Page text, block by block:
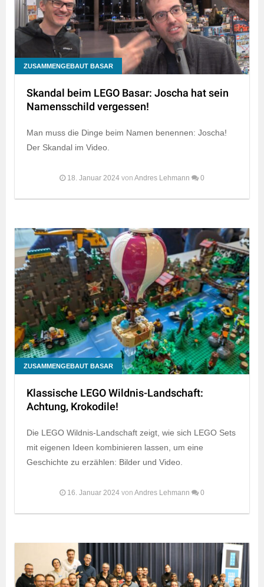
ZUSAMMENGEBAUT BASAR
Skandal beim LEGO Basar: Joscha hat sein
Namensschild vergessen!
Man muss die Dinge beim Namen benennen: Joscha!
Der Skandal im Video.
18. Januar 2024 von Andres Lehmann 0
ZUSAMMENGEBAUT BASAR
Klassische LEGO Wildnis-Landschaft:
Achtung, Krokodile!
Die LEGO Wildnis-Landschaft zeigt, wie sich LEGO Sets
mit eigenen Ideen kombinieren lassen, um eine
Geschichte zu erzählen: Bilder und Video.
16. Januar 2024 von Andres Lehmann 0